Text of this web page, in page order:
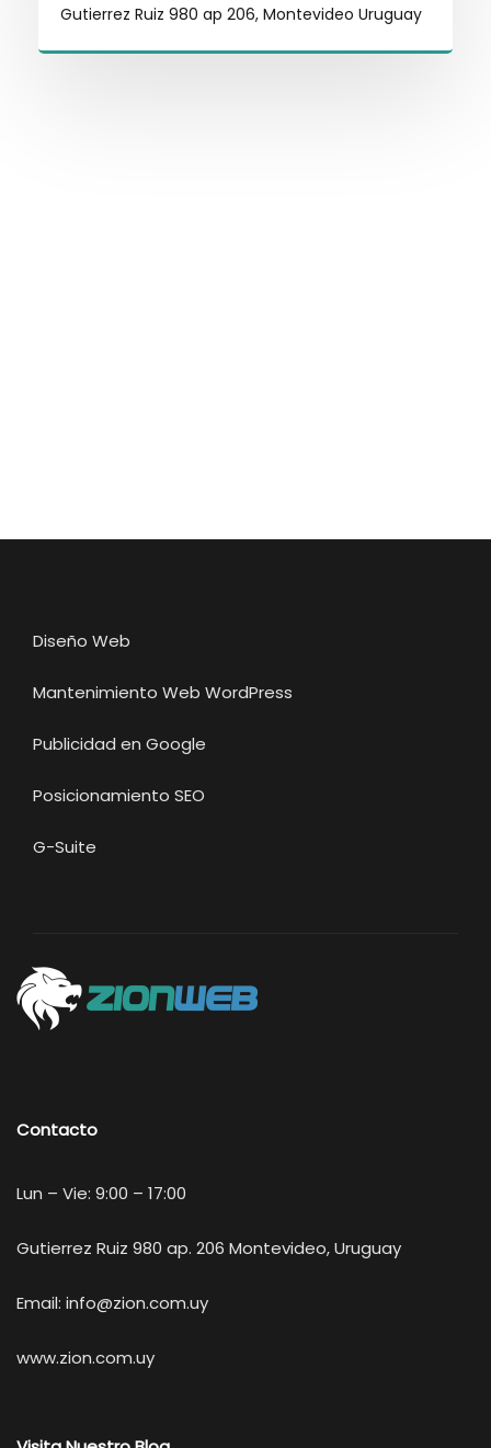
Gutierrez Ruiz 980 ap 206, Montevideo Uruguay
Diseño Web
Mantenimiento Web WordPress
Publicidad en Google
Posicionamiento SEO
G-Suite
Contacto
Lun – Vie: 9:00 – 17:00
Gutierrez Ruiz 980 ap. 206 Montevideo, Uruguay
Email: info@zion.com.uy
www.zion.com.uy